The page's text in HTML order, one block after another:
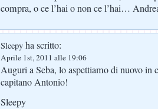
compra, o ce l’hai o non ce l’hai…
Sleepy ha scritto:
Aprile 1st, 2011 alle 19:06
Auguri a Seba, lo aspettiamo di nuovo in
capitano Antonio!
Sleepy